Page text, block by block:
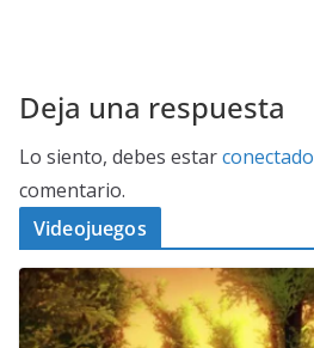
Deja una respuesta
Lo siento, debes estarconectado
comentario.
Videojuegos